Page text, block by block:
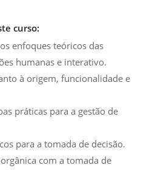
curso:
enfoques teóricos das
humanas e interativo.
à origem, funcionalidade e
práticas para a gestão de
para a tomada de decisão.
com a tomada de